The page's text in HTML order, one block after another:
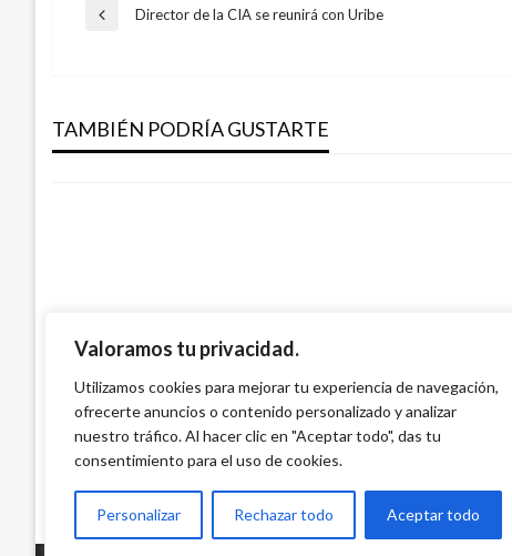
Valoramos tu privacidad.
Utilizamos cookies para mejorar tu experiencia de navegación,
ofrecerte anuncios o contenido personalizado y analizar
nuestro tráfico. Al hacer clic en "Aceptar todo", das tu
consentimiento para el uso de cookies.
Personalizar Rechazar todo Aceptar todo
Navegación
entradas
Entrada
Director de la CIA se reunirá con Uribe
TAMBIÉN PODRÍA GUSTARTE
abuso sexual
Manuel Reyes Beltran miércoles septiembre 6, 2017
derecho a la vida: Margarita Restrepo